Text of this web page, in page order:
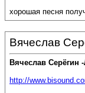
хорошая песня
Вячеслав
Вячеслав
http://